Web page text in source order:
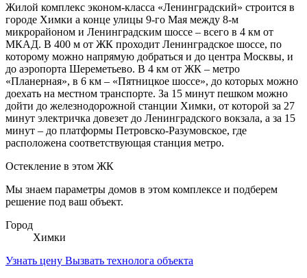
Жилой комплекс эконом-класса «Ленинградский» строится в
городе Химки а конце улицы 9-го Мая между 8-м
микрорайоном и Ленинградским шоссе – всего в 4 км от
МКАД. В 400 м от ЖК проходит Ленинградское шоссе, по
которому можно напрямую добраться и до центра Москвы, и
до аэропорта Шереметьево. В 4 км от ЖК – метро
«Планерная», в 6 км – «Пятницкое шоссе», до которых можно
доехать на местном транспорте. За 15 минут пешком можно
дойти до железнодорожной станции Химки, от которой за 27
минут электричка довезет до Ленинградского вокзала, а за 15
минут – до платформы Петровско-Разумовское, где
расположена соответствующая станция метро.
Остекление в этом ЖК
Мы знаем параметры домов в этом комплексе и подберем
решение под ваш объект.
Город
Химки
Узнать цену Вызвать технолога объекта